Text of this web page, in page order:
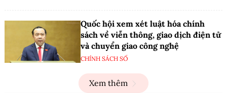
Quốc hội xem xét luật hóa chính
sách về viễn thông, giao dịch điện tử
và chuyển giao công nghệ
CHÍNH SÁCH SỐ
Xem thêm